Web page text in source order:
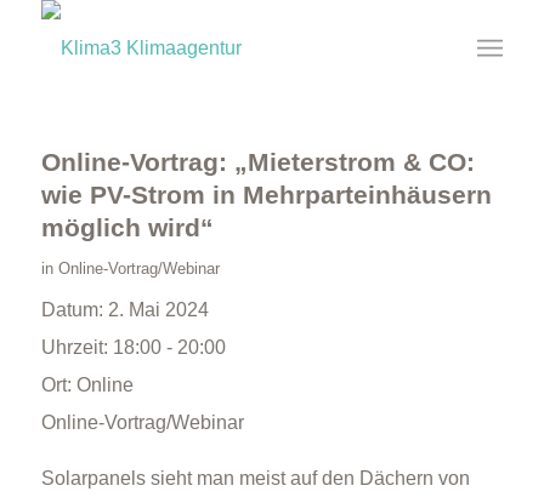
Online-Vortrag: „Mieterstrom & CO:
wie PV-Strom in Mehrparteinhäusern
möglich wird“
in Online-Vortrag/Webinar
Datum: 2. Mai 2024
Uhrzeit: 18:00 - 20:00
Ort: Online
Online-Vortrag/Webinar
Solarpanels sieht man meist auf den Dächern von